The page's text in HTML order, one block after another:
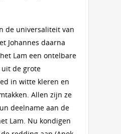
de universaliteit van
Johannes daarna
Lam een ontelbare
de grote
in witte kleren en
Allen zijn ze
deelname aan de
Lam. Nu kondigen